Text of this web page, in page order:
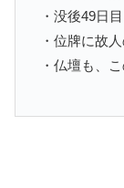
・没後49日
・位牌に故
・仏壇も、